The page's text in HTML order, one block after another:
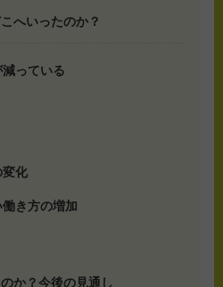
へいったのか？
っている
化
き方の増加
か？今後の見通し